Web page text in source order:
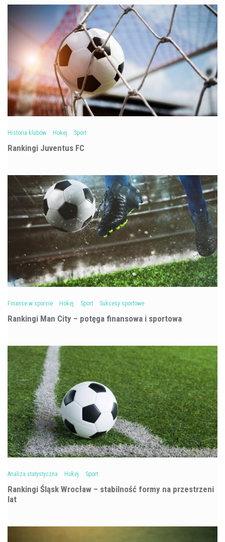
Historia klubów Hokej Sport
Rankingi Juventus FC
Finanse w sporcie Hokej Sport Sukcesy sportowe
Rankingi Man City – potęga finansowa i sportowa
Analiza statystyczna Hokej Sport
Rankingi Śląsk Wrocław – stabilność formy na przestrzeni
lat